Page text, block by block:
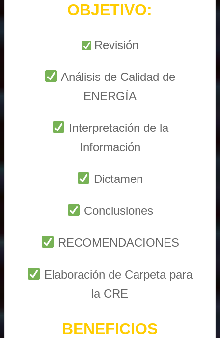
OBJETIVO:
Revisión
Análisis de Calidad de
ENERGÍA
Interpretación de la
Información
Dictamen
Conclusiones
RECOMENDACIONES
Elaboración de Carpeta para
la CRE
BENEFICIOS